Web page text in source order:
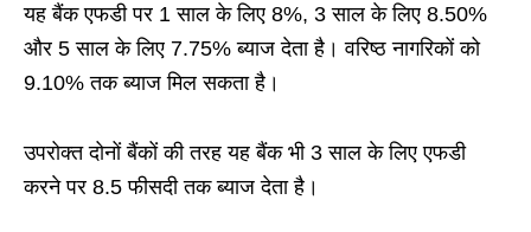
यह बैंक एफडी पर 1 साल के लिए 8%, 3 साल के लिए 8.50%
और 5 साल के लिए 7.75% ब्याज देता है। वरिष्ठ नागरिकों को
9.10% तक ब्याज मिल सकता है।
उपरोक्त दोनों बैंकों की तरह यह बैंक भी 3 साल के लिए एफडी
करने पर 8.5 फीसदी तक ब्याज देता है।